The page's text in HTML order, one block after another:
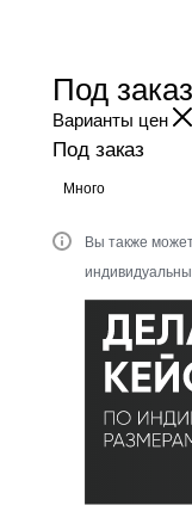
Под заказ
Варианты цен
Под заказ
Много
Вы также